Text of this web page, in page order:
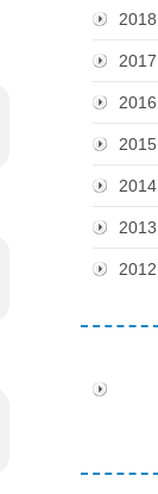
2018
2017
2016
2015
2014
2013
2012